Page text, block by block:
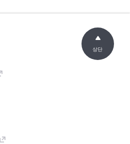
상단